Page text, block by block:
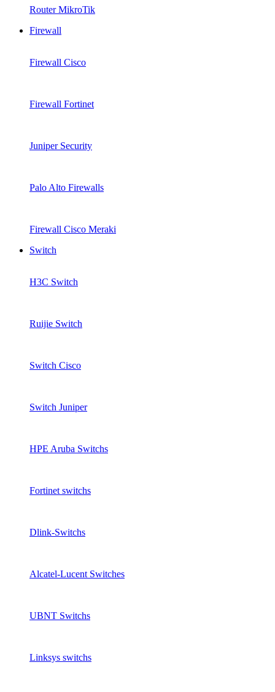
Router MikroTik
Firewall
Firewall Cisco
Firewall Fortinet
Juniper Security
Palo Alto Firewalls
Firewall Cisco Meraki
Switch
H3C Switch
Ruijie Switch
Switch Cisco
Switch Juniper
HPE Aruba Switchs
Fortinet switchs
Dlink-Switchs
Alcatel-Lucent Switches
UBNT Switchs
Linksys switchs